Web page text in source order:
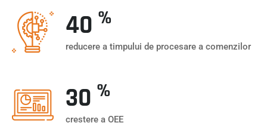
40 %
reducere a timpului de procesare a comenzilor
30 %
crestere a OEE